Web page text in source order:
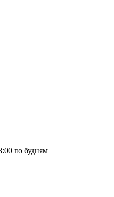
по будням